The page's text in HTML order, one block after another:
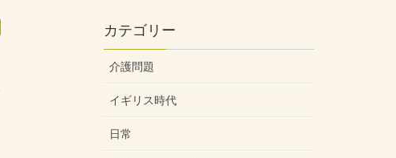
カテゴリー
介護問題
イギリス時代
日常